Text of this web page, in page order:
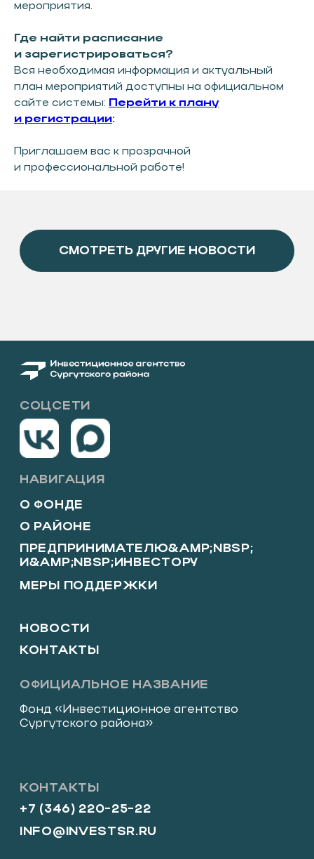
мероприятия.
Где найти расписание
и зарегистрироваться?
Вся необходимая информация и актуальный
план мероприятий доступны на официальном
сайте системы: Перейти к плану
и регистрации:
Приглашаем вас к прозрачной
и профессиональной работе!
КОНТАКТЫ
ПОЛЕЗНЫЕ РЕСУРСЫ
АДРЕС
INFO@INVESTSR.RU
+7 (346) 220-25-22
Фонд «Инвестиционное агентство
Сургутского района»
628433, Россия, Тюменская область, Ханты-
Мансийский автономный округ — Югра, пгт
перерыв на обед: 12:30−13:00
Политика конфиденциальности